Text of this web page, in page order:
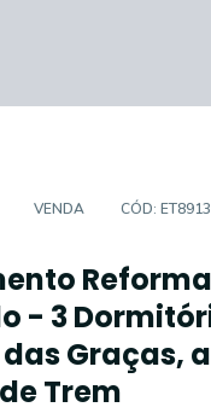
VENDA CÓD:
- 3
Graças,
Trem